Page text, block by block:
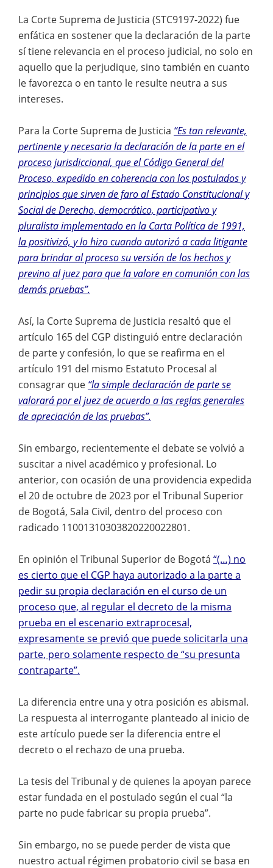
La Corte Suprema de Justicia (STC9197-2022) fue
enfática en sostener que la declaración de la parte
sí tiene relevancia en el proceso judicial, no solo en
aquello que la perjudique, sino también en cuanto
le favorezca o en tanto le resulte neutra a sus
intereses.
Para la Corte Suprema de Justicia “Es tan relevante,
pertinente y necesaria la declaración de la parte en el
proceso jurisdiccional, que el Código General del
Proceso, expedido en coherencia con los postulados y
principios que sirven de faro al Estado Constitucional y
Social de Derecho, democrático, participativo y
pluralista implementado en la Carta Política de 1991,
la positivizó, y lo hizo cuando autorizó a cada litigante
para brindar al proceso su versión de los hechos y
previno al juez para que la valore en comunión con las
demás pruebas”.
Así, la Corte Suprema de Justicia resaltó que el
artículo 165 del CGP distinguió entre declaración
de parte y confesión, lo que se reafirma en el
artículo 191 del mismo Estatuto Procesal al
consagrar que “la simple declaración de parte se
valorará por el juez de acuerdo a las reglas generales
de apreciación de las pruebas”.
Sin embargo, recientemente el debate se volvió a
suscitar a nivel académico y profesional. Lo
anterior, con ocasión de una providencia expedida
el 20 de octubre de 2023 por el Tribunal Superior
de Bogotá, Sala Civil, dentro del proceso con
radicado 11001310303820220022801.
En opinión el Tribunal Superior de Bogotá “(…) no
es cierto que el CGP haya autorizado a la parte a
pedir su propia declaración en el curso de un
proceso que, al regular el decreto de la misma
prueba en el escenario extraprocesal,
expresamente se previó que puede solicitarla una
parte, pero solamente respecto de “su presunta
contraparte”.
La diferencia entre una y otra posición es abismal.
La respuesta al interrogante planteado al inicio de
este artículo puede ser la diferencia entre el
decreto o el rechazo de una prueba.
La tesis del Tribunal y de quienes la apoyan parece
estar fundada en el postulado según el cual “la
parte no pude fabricar su propia prueba”.
Sin embargo, no se puede perder de vista que
nuestro actual régimen probatorio civil se basa en